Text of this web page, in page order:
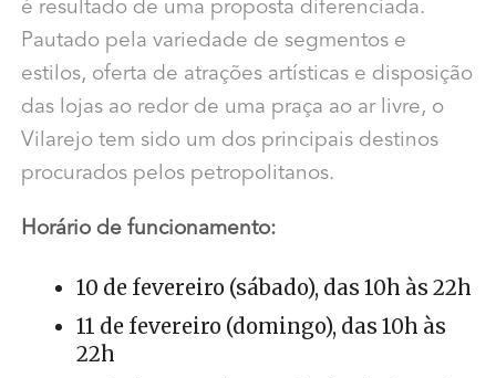
é resultado de uma proposta diferenciada.
Pautado pela variedade de segmentos e
estilos, oferta de atrações artísticas e disposição
das lojas ao redor de uma praça ao ar livre, o
Vilarejo tem sido um dos principais destinos
procurados pelos petropolitanos.
Horário de funcionamento:
10 de fevereiro (sábado), das 10h às 22h
11 de fevereiro (domingo), das 10h às
22h